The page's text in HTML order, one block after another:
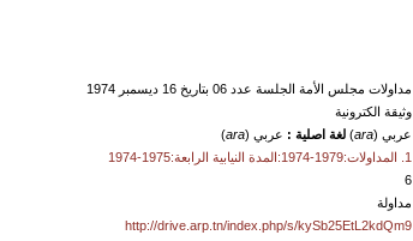
مداولات مجلس الأمة الجلسة عدد 06 بتاريخ 16 ديسمبر 1974
وثيقة الكترونية
عربي (ara
) لغة اصلية : عربي (ara
)
1. المداولات:1979-1974:المدة النيابية الرابعة:1975-1974
6
مداولة
http://drive.arp.tn/index.php/s/kySb25EtL2kdQm9